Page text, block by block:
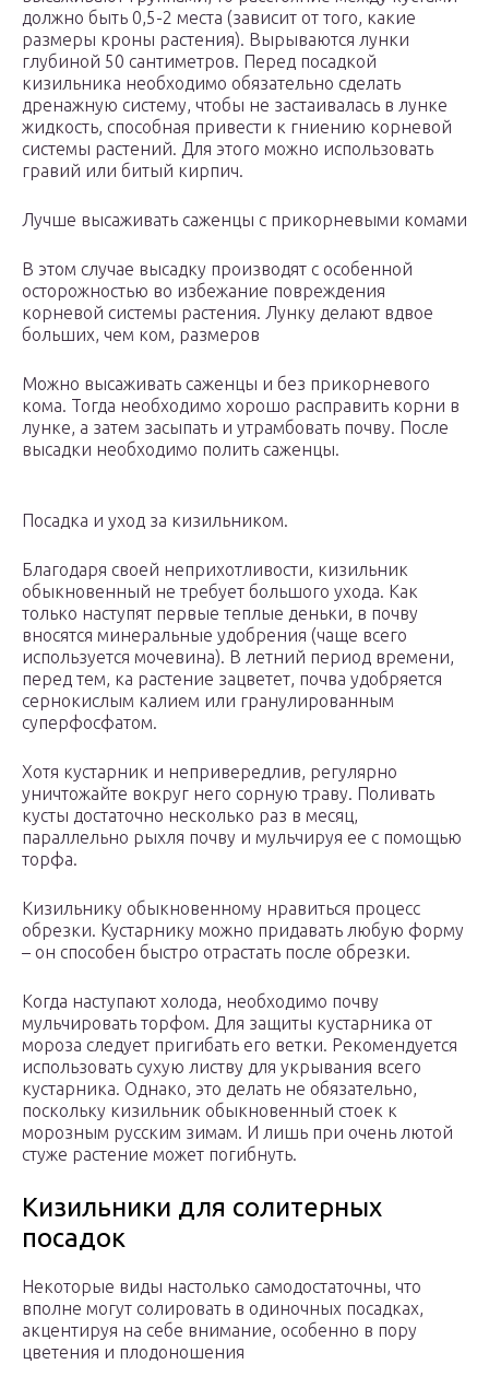
должно быть 0,5-2 места (зависит от того, какие
размеры кроны растения). Вырываются лунки
глубиной 50 сантиметров. Перед посадкой
кизильника необходимо обязательно сделать
дренажную систему, чтобы не застаивалась в лунке
жидкость, способная привести к гниению корневой
системы растений. Для этого можно использовать
гравий или битый кирпич.
Лучше высаживать саженцы с прикорневыми комами
В этом случае высадку производят с особенной
осторожностью во избежание повреждения
корневой системы растения. Лунку делают вдвое
больших, чем ком, размеров
Можно высаживать саженцы и без прикорневого
кома. Тогда необходимо хорошо расправить корни в
лунке, а затем засыпать и утрамбовать почву. После
высадки необходимо полить саженцы.
Посадка и уход за кизильником.
Благодаря своей неприхотливости, кизильник
обыкновенный не требует большого ухода. Как
только наступят первые теплые деньки, в почву
вносятся минеральные удобрения (чаще всего
используется мочевина). В летний период времени,
перед тем, ка растение зацветет, почва удобряется
сернокислым калием или гранулированным
суперфосфатом.
Хотя кустарник и непривередлив, регулярно
уничтожайте вокруг него сорную траву. Поливать
кусты достаточно несколько раз в месяц,
параллельно рыхля почву и мульчируя ее с помощью
торфа.
Кизильнику обыкновенному нравиться процесс
обрезки. Кустарнику можно придавать любую форму
– он способен быстро отрастать после обрезки.
Когда наступают холода, необходимо почву
мульчировать торфом. Для защиты кустарника от
мороза следует пригибать его ветки. Рекомендуется
использовать сухую листву для укрывания всего
кустарника. Однако, это делать не обязательно,
поскольку кизильник обыкновенный стоек к
морозным русским зимам. И лишь при очень лютой
стуже растение может погибнуть.
Кизильники для солитерных
посадок
Некоторые виды настолько самодостаточны, что
вполне могут солировать в одиночных посадках,
акцентируя на себе внимание, особенно в пору
цветения и плодоношения